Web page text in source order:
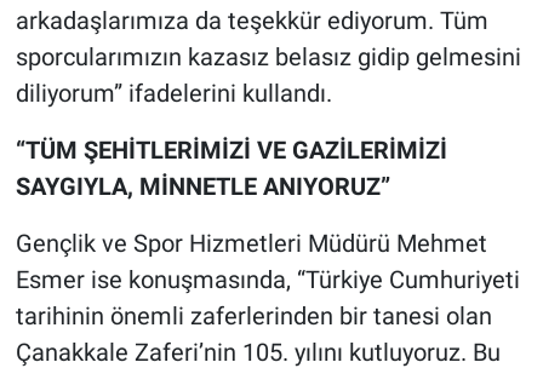
arkadaşlarımıza da teşekkür ediyorum. Tüm
sporcularımızın kazasız belasız gidip gelmesini
diliyorum” ifadelerini kullandı.
“TÜM ŞEHİTLERİMİZİ VE GAZİLERİMİZİ
SAYGIYLA, MİNNETLE ANIYORUZ”
Gençlik ve Spor Hizmetleri Müdürü Mehmet
Esmer ise konuşmasında, “Türkiye Cumhuriyeti
tarihinin önemli zaferlerinden bir tanesi olan
Çanakkale Zaferi’nin 105. yılını kutluyoruz. Bu